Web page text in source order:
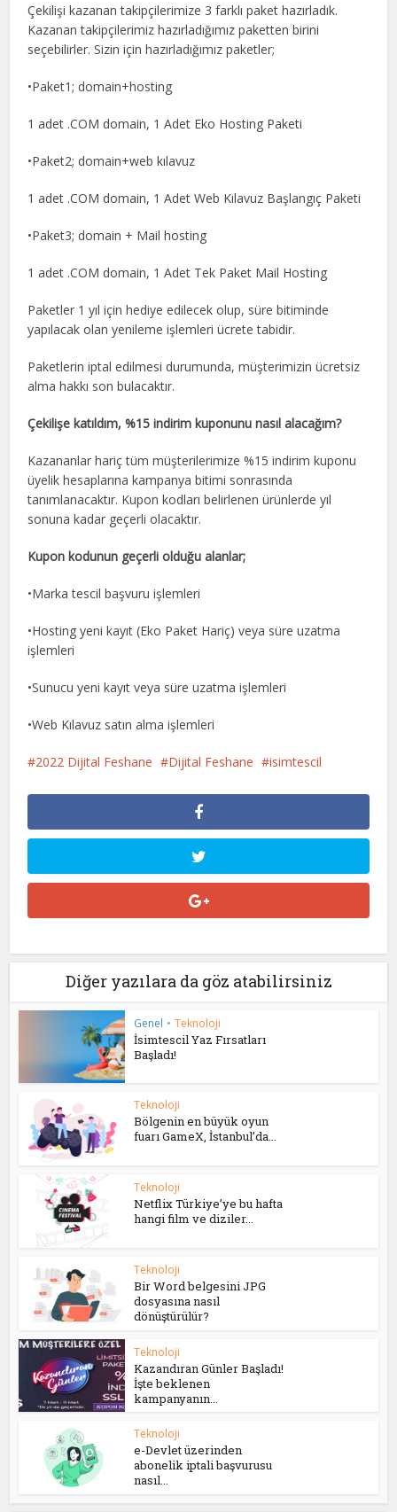
Çekilişi kazanan takipçilerimize 3 farklı paket hazırladık.
Kazanan takipçilerimiz hazırladığımız paketten birini
seçebilirler. Sizin için hazırladığımız paketler;
•Paket1; domain+hosting
1 adet .COM domain, 1 Adet Eko Hosting Paketi
•Paket2; domain+web kılavuz
1 adet .COM domain, 1 Adet Web Kılavuz Başlangıç Paketi
•Paket3; domain + Mail hosting
1 adet .COM domain, 1 Adet Tek Paket Mail Hosting
Paketler 1 yıl için hediye edilecek olup, süre bitiminde
yapılacak olan yenileme işlemleri ücrete tabidir.
Paketlerin iptal edilmesi durumunda, müşterimizin ücretsiz
alma hakkı son bulacaktır.
Çekilişe katıldım, %15 indirim kuponunu nasıl alacağım?
Kazananlar hariç tüm müşterilerimize %15 indirim kuponu
üyelik hesaplarına kampanya bitimi sonrasında
tanımlanacaktır. Kupon kodları belirlenen ürünlerde yıl
sonuna kadar geçerli olacaktır.
Kupon kodunun geçerli olduğu alanlar;
•Marka tescil başvuru işlemleri
•Hosting yeni kayıt (Eko Paket Hariç) veya süre uzatma
işlemleri
•Sunucu yeni kayıt veya süre uzatma işlemleri
•Web Kılavuz satın alma işlemleri
2022 Dijital Feshane Dijital Feshane isimtescil
Diğer yazılara da göz atabilirsiniz
Genel • Teknoloji
İsimtescil Yaz Fırsatları
Başladı!
Teknoloji
Bölgenin en büyük oyun
fuarı GameX, İstanbul’da...
Teknoloji
Netflix Türkiye’ye bu hafta
hangi film ve diziler...
Teknoloji
Bir Word belgesini JPG
dosyasına nasıl
dönüştürülür?
Teknoloji
Kazandıran Günler Başladı!
İşte beklenen
kampanyanın...
Teknoloji
e-Devlet üzerinden
abonelik iptali başvurusu
nasıl...